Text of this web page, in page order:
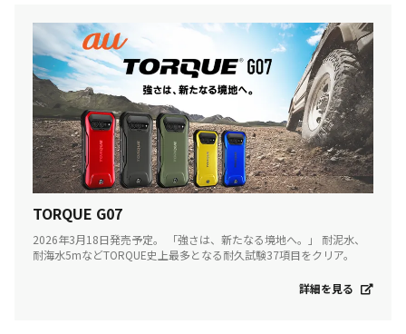
TORQUE G07
2026年3月18日発売予定。 「強さは、新たなる境地へ。」 耐泥水、
耐海水5mなどTORQUE史上最多となる耐久試験37項目をクリア。
詳細を見る